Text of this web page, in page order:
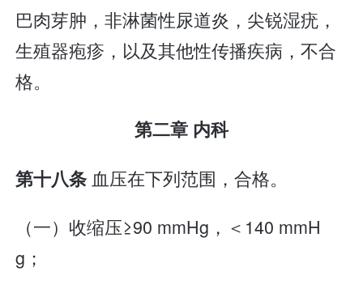
巴肉芽肿，非淋菌性尿道炎，尖锐湿疣，
生殖器疱疹，以及其他性传播疾病，不合
格。
第二章 内科
第十八条 血压在下列范围，合格。
（一）收缩压≥90 mmHg，＜140 mmH
g；